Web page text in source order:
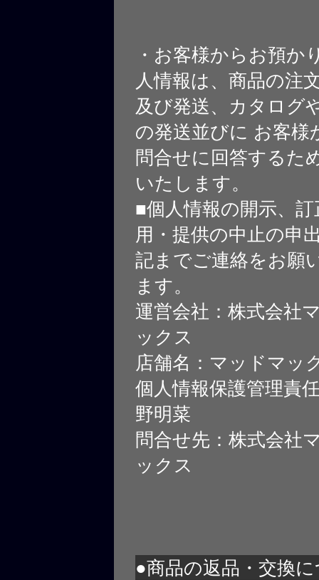
・お客様からお預か
人情報は、商品の注
及び発送、カタログ
の発送並びに お客様
問合せに回答するた
いたします。
■個人情報の開示、
用・提供の中止の申
記までご連絡をお願
ます。
運営会社：株式会社
ックス
店舗名：マッドマッ
個人情報保護管理責
野明菜
問合せ先：株式会社
ックス
●商品の返品・交換